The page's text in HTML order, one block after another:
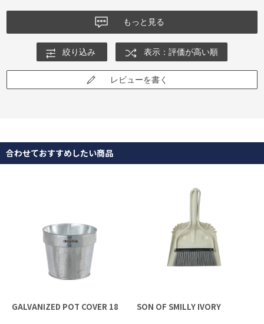
もっと見る
絞り込み 表示：評価が高い順
レビューを書く
合わせておすすめしたい商品
GALVANIZED POT COVER 18 SON OF SMILLY IVORY